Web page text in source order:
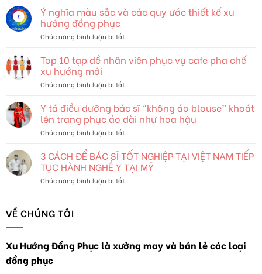
Trang
và
Sắc:
Phá
Đang
Đổi
Ý nghĩa màu sẵc và các quy ước thiết kế xu
hướng đồng phục
Chức năng bình luận bị tắtở
nghĩa
màu
và
quy
ước
thiết
kế
hướng
đồng
phục
Top 10 tạp dề nhân viên phục vụ cafe pha chế
xu hướng mới
Chức năng bình luận bị tắtở
tạp
dề
nhân
phục
vụ
cafe
pha
Y tá điều dưỡng bác sĩ “không áo blouse” khoát
lên trang phục áo dài như hoa hậu
Chức năng bình luận bị tắtở
tá
điều
dưỡng
bác
lên
trang
3 CÁCH ĐỂ BÁC SĨ TỐT NGHIỆP TẠI VIỆT NAM TIẾP
TỤC HÀNH NGHỀ Y TẠI MỸ
Chức năng bình luận bị tắtở
TỐT
NGHIỆP
VỀ CHÚNG TÔI
Xu Hướng Đồng Phục là xưởng may và bán lẻ các loại
đồng phục